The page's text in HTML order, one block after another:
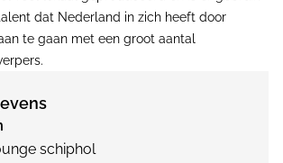
dat Nederland in zich heeft door
te gaan met een groot aantal
schiphol